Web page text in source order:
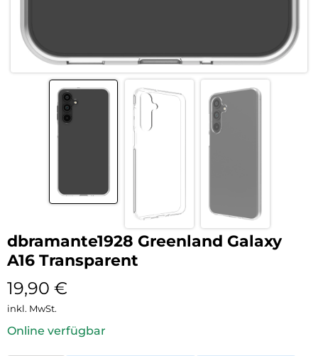
dbramante1928 Greenland Galaxy
A16 Transparent
19,90 €
inkl. MwSt.
Online verfügbar